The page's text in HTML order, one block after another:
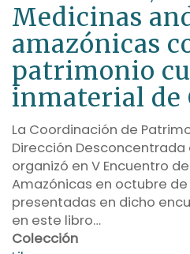
Medicinas
amazónicas
patrimonio
inmaterial de
La Coordinación de
Dirección
organizó en V Encuentro
Amazónicas en octubre de
presentadas en dicho
en este libro…
Colección